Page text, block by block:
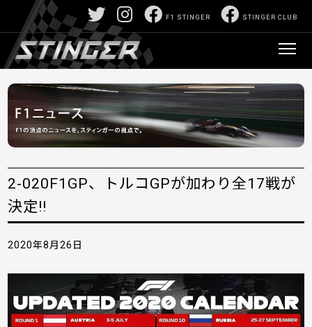
STINGER CLUB
F1 STINGER
2-020F1GP、トルコGPが加わり全17戦が
決定!!
2020年8月26日